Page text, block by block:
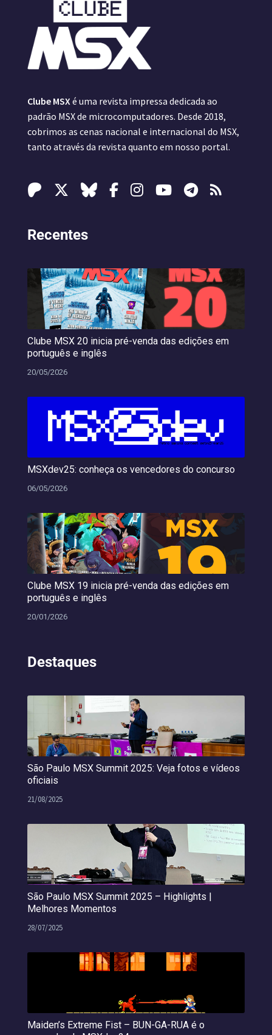
Clube MSXé uma revista impressa dedicada ao
padrão MSX de microcomputadores. Desde 2018,
cobrimos as cenas nacional e internacional do MSX,
tanto através da revista quanto em nosso portal.
Recentes
Clube MSX 20 inicia pré-venda das edições em
português e inglês
20/05/2026
MSXdev25: conheça os vencedores do concurso
06/05/2026
Clube MSX 19 inicia pré-venda das edições em
português e inglês
20/01/2026
Destaques
São Paulo MSX Summit 2025: Veja fotos e vídeos
oficiais
21/08/2025
São Paulo MSX Summit 2025 – Highlights |
Melhores Momentos
28/07/2025
Maiden’s Extreme Fist – BUN-GA-RUA é o